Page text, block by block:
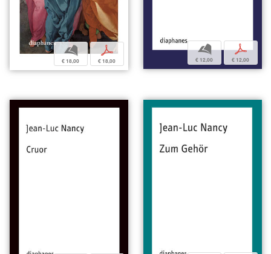
b
€ 18,00
p
€ 18,00
b
€ 12,00
p
€ 12,00